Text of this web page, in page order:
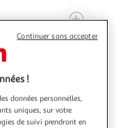
!
données personnelles,
uniques, sur votre
de suivi prendront en
Continuer sans accepter